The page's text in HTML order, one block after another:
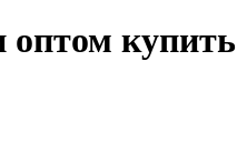
купить